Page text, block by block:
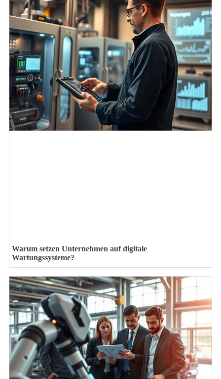
Warum setzen Unternehmen auf digitale
Wartungssysteme?